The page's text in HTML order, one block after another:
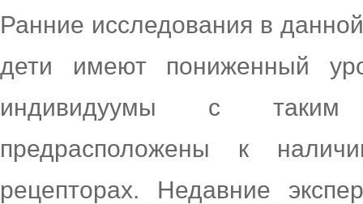
Ранние исследования в
дети имеют пониженный
индивидуумы с таким
предрасположены к
рецепторах. Недавние